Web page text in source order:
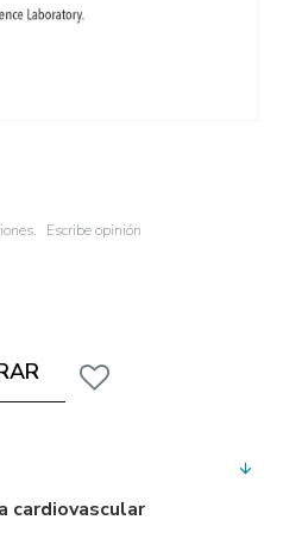
Escribe opinión
cardiovascular